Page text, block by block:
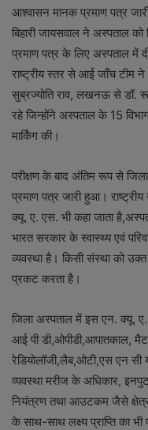
आश्वासन मानक प्रमाण पत्र
बिहारी जायसवाल ने अस्पताल
प्रमाण पत्र के लिए अस्पताल में
राष्ट्रीय स्तर से आई जाँच टीम
सुब्रज्योति राव, लखनऊ से डॉ.
रहे जिन्होंने अस्पताल के 15
मार्किंग की।
परीक्षण के बाद अंतिम रूप से
प्रमाण पत्र जारी हुआ।
क्यू. ए. एस. भी कहा जाता
भारत सरकार के स्वास्थ्य एवं
व्यवस्था है। किसी संस्था को उक्त
प्रकट करता है।
जिला अस्पताल में इस एन. क्यू.
आई पी डी,ओपीडी,आपातकाल,
रेडियोलॉजी,लैब,ओटी,एस एन सी
व्यवस्था मरीज के अधिकार,
नियंत्रण तथा आउटकम जैसे
के साथ-साथ लक्ष्य प्राप्ति का